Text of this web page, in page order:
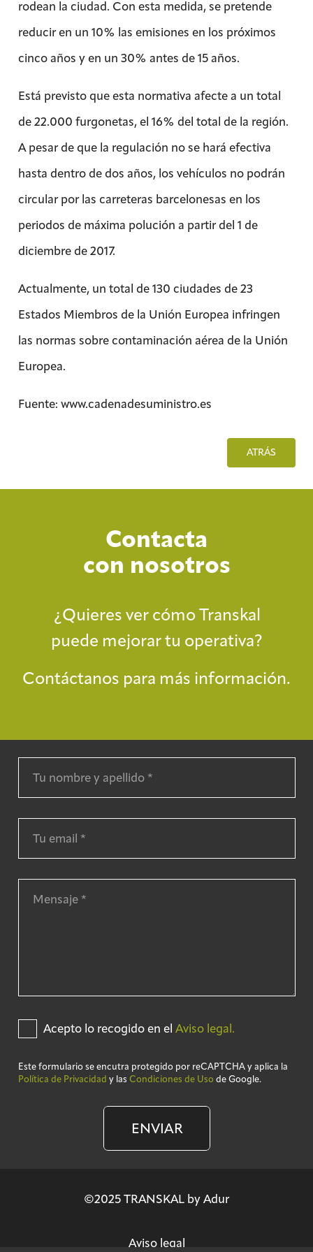
rodean la ciudad. Con esta medida, se pretende
reducir en un 10% las emisiones en los próximos
cinco años y en un 30% antes de 15 años.
Está previsto que esta normativa afecte a un total
de 22.000 furgonetas, el 16% del total de la región.
A pesar de que la regulación no se hará efectiva
hasta dentro de dos años, los vehículos no podrán
circular por las carreteras barcelonesas en los
periodos de máxima polución a partir del 1 de
diciembre de 2017.
Actualmente, un total de 130 ciudades de 23
Estados Miembros de la Unión Europea infringen
las normas sobre contaminación aérea de la Unión
Europea.
Fuente: www.cadenadesuministro.es
ATRÁS
Contacta
con nosotros
¿Quieres ver cómo Transkal
puede mejorar tu operativa?
Contáctanos para más información.
Acepto lo recogido en el Aviso legal.
Este formulario se encutra protegido por reCAPTCHA y aplica la
Política de Privacidad y las Condiciones de Uso de Google.
ENVIAR
©2025 TRANSKAL by Adur
Aviso legal